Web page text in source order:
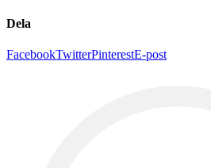
Dela
FacebookTwitterPinterestE-post